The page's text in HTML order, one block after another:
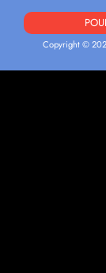
Copyright ©